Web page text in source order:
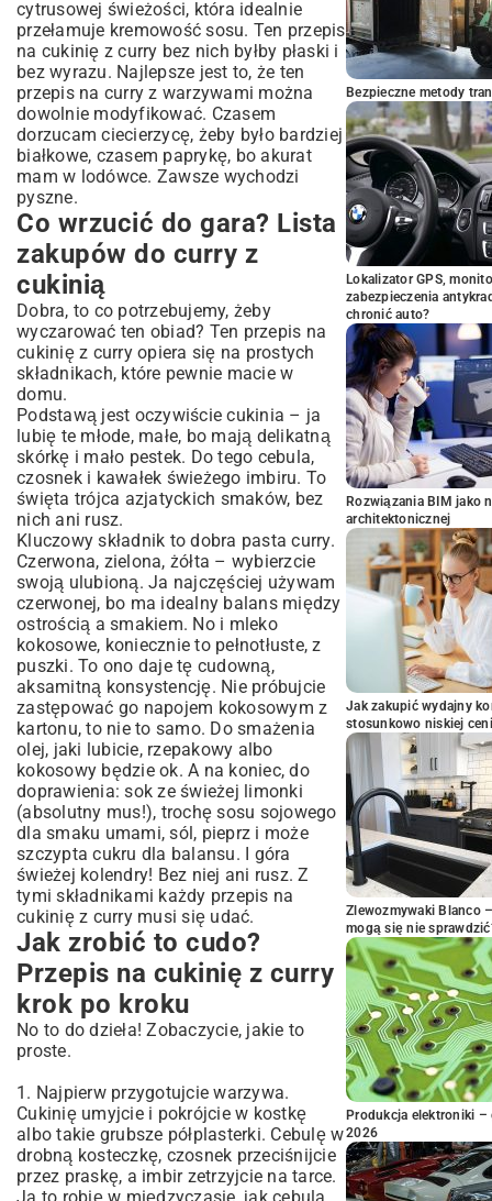
cytrusowej świeżości, która idealnie
przełamuje kremowość sosu. Ten przepis
na cukinię z curry bez nich byłby płaski i
bez wyrazu. Najlepsze jest to, że ten
przepis na curry z warzywami można
dowolnie modyfikować. Czasem
dorzucam ciecierzycę, żeby było bardziej
białkowe, czasem paprykę, bo akurat
mam w lodówce. Zawsze wychodzi
pyszne.
Co wrzucić do gara? Lista
zakupów do curry z
cukinią
Dobra, to co potrzebujemy, żeby
wyczarować ten obiad? Ten przepis na
cukinię z curry opiera się na prostych
składnikach, które pewnie macie w
domu.
Podstawą jest oczywiście cukinia – ja
lubię te młode, małe, bo mają delikatną
skórkę i mało pestek. Do tego cebula,
czosnek i kawałek świeżego imbiru. To
święta trójca azjatyckich smaków, bez
nich ani rusz.
Kluczowy składnik to dobra pasta curry.
Czerwona, zielona, żółta – wybierzcie
swoją ulubioną. Ja najczęściej używam
czerwonej, bo ma idealny balans między
ostrością a smakiem. No i mleko
kokosowe, koniecznie to pełnotłuste, z
puszki. To ono daje tę cudowną,
aksamitną konsystencję. Nie próbujcie
zastępować go napojem kokosowym z
kartonu, to nie to samo. Do smażenia
olej, jaki lubicie, rzepakowy albo
kokosowy będzie ok. A na koniec, do
doprawienia: sok ze świeżej limonki
(absolutny mus!), trochę sosu sojowego
dla smaku umami, sól, pieprz i może
szczypta cukru dla balansu. I góra
świeżej kolendry! Bez niej ani rusz. Z
tymi składnikami każdy przepis na
cukinię z curry musi się udać.
Jak zrobić to cudo?
Przepis na cukinię z curry
krok po kroku
No to do dzieła! Zobaczycie, jakie to
proste.
1. Najpierw przygotujcie warzywa.
Cukinię umyjcie i pokrójcie w kostkę
albo takie grubsze półplasterki. Cebulę w
drobną kosteczkę, czosnek przeciśnijcie
przez praskę, a imbir zetrzyjcie na tarce.
Bezpieczne metody
Lokalizator GPS,
zabezpieczenia
chronić auto?
Rozwiązania BIM jako
architektonicznej
Jak zakupić wydajny
stosunkowo niskiej
Zlewozmywaki Blanco
mogą się nie
Produkcja elektroniki –
2026